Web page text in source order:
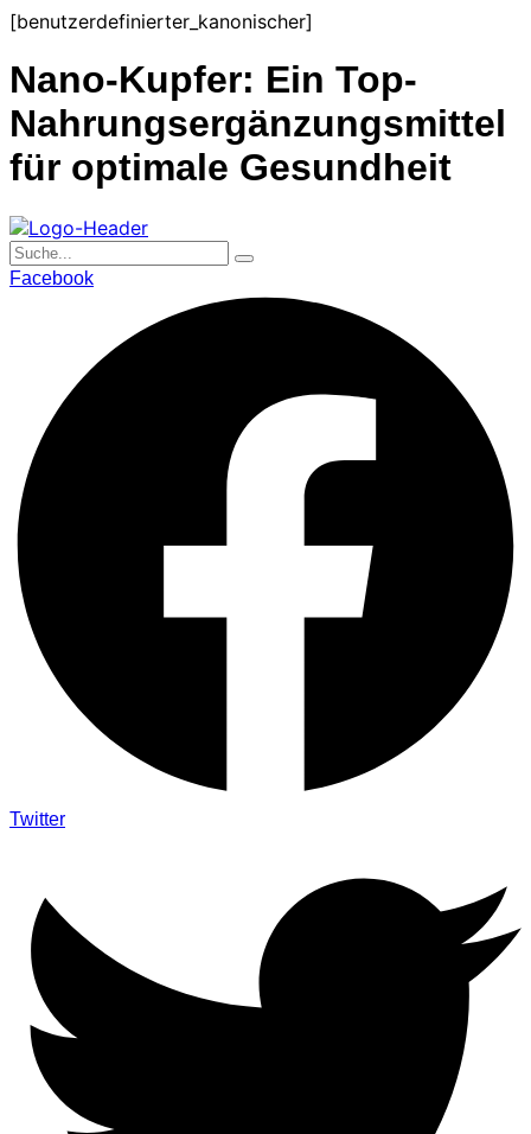
Zum
[benutzerdefinierter_kanonischer]
Nano-Kupfer: Ein Top-
Nahrungsergänzungsmittel
für optimale Gesundheit
Facebook
Twitter